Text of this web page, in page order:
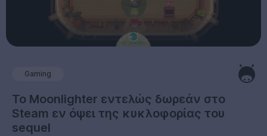
Gaming
Το Moonlighter εντελώς δωρεάν στο
Steam εν όψει της κυκλοφορίας του
sequel